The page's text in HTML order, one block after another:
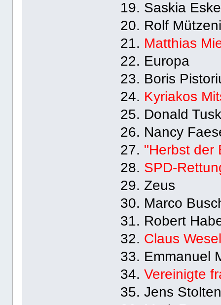
19. Saskia
20. Rolf
21. Matthias
22. Europa
23. Boris
24. Kyriakos
25. Donald
26. Nancy
27. "Herbst der
28. SPD-
29. Zeus
30. Marco
31. Robert
32. Claus
33. Emmanuel
34.Vereinigte
35. Jens